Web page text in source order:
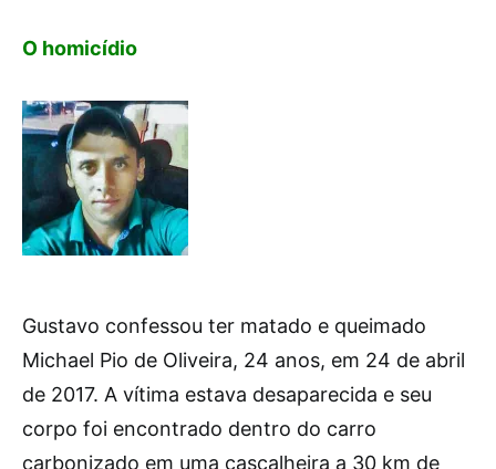
O homicídio
Gustavo confessou ter matado e queimado
Michael Pio de Oliveira, 24 anos, em 24 de abril
de 2017. A vítima estava desaparecida e seu
corpo foi encontrado dentro do carro
carbonizado em uma cascalheira a 30 km de